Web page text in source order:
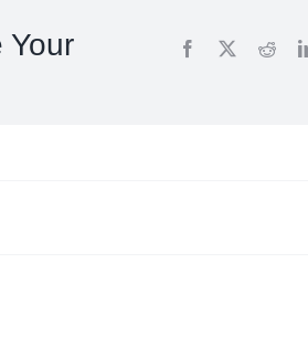
Your
Facebook